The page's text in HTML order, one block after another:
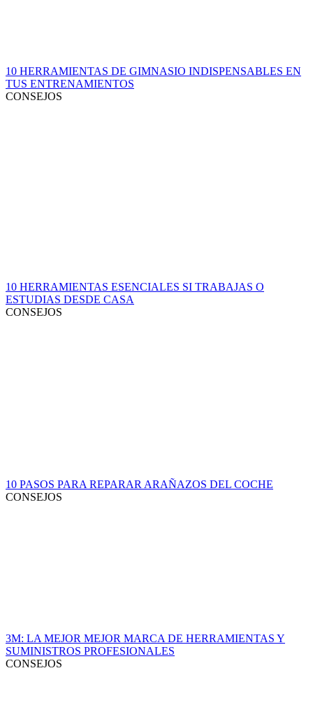
10 HERRAMIENTAS DE GIMNASIO INDISPENSABLES EN
TUS ENTRENAMIENTOS
CONSEJOS
10 HERRAMIENTAS ESENCIALES SI TRABAJAS O
ESTUDIAS DESDE CASA
CONSEJOS
10 PASOS PARA REPARAR ARAÑAZOS DEL COCHE
CONSEJOS
3M: LA MEJOR MEJOR MARCA DE HERRAMIENTAS Y
SUMINISTROS PROFESIONALES
CONSEJOS